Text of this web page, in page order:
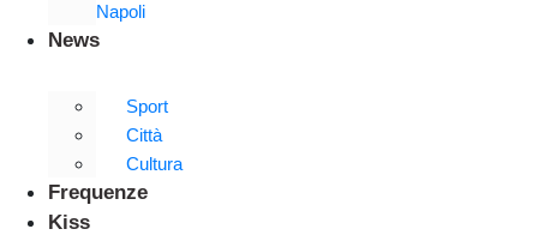
Napoli
News
Sport
Città
Cultura
Frequenze
Kiss